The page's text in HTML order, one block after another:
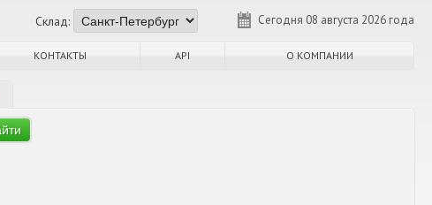
Сегодня 08 августа 2026 года
Склад:
КОНТАКТЫ API О КОМПАНИИ